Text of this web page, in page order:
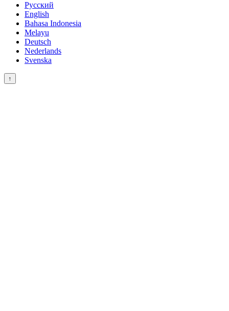
Русский
English
Bahasa Indonesia
Melayu
Deutsch
Nederlands
Svenska
↑